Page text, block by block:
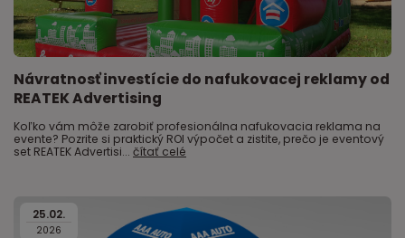
Návratnosť investície do nafukovacej reklamy od
REATEK Advertising
Koľko vám môže zarobiť profesionálna nafukovacia reklama na
evente? Pozrite si praktický ROI výpočet a zistite, prečo je eventový
set REATEK Advertisi... čítať celé
25.02.
2026